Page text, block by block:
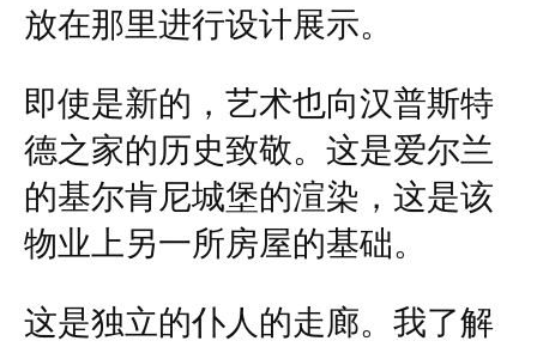
放在那里进行设计展示。
即使是新的，艺术也向汉普斯特
德之家的历史致敬。这是爱尔兰
的基尔肯尼城堡的渲染，这是该
物业上另一所房屋的基础。
这是独立的仆人的走廊。我了解